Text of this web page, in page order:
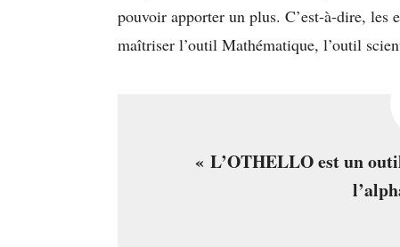
pouvoir apporter un plus. C’est-à-dire, les
maîtriser l’outil Mathématique, l’outil
« L’OTHELLO est un